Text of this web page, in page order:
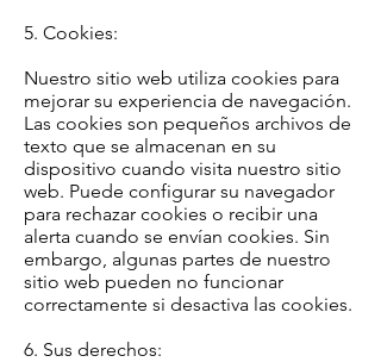
5. Cookies:
Nuestro sitio web utiliza cookies para
mejorar su experiencia de navegación.
Las cookies son pequeños archivos de
texto que se almacenan en su
dispositivo cuando visita nuestro sitio
web. Puede configurar su navegador
para rechazar cookies o recibir una
alerta cuando se envían cookies. Sin
embargo, algunas partes de nuestro
sitio web pueden no funcionar
correctamente si desactiva las cookies.
6. Sus derechos: